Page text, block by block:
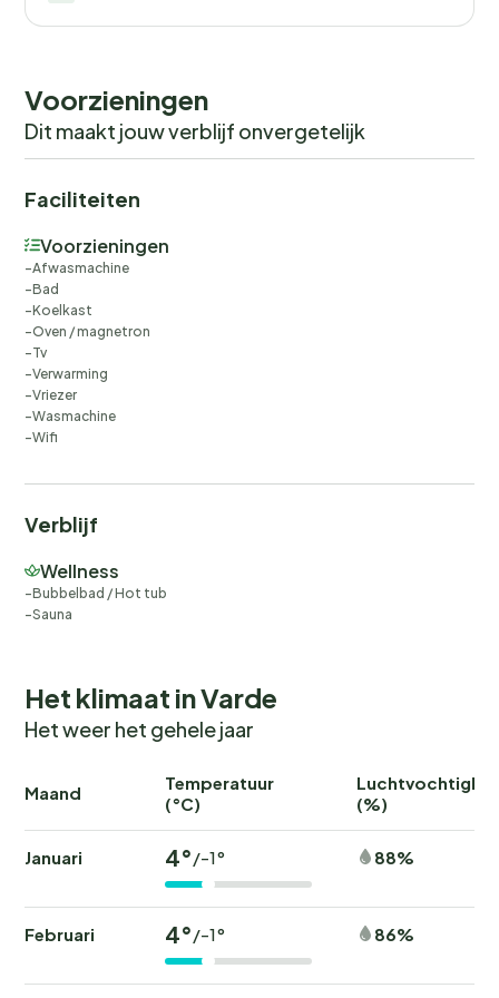
tuintrampoline (gebruik op eigen risico!) voor kinderen.
Voorzieningen
Dit maakt jouw verblijf onvergetelijk
Faciliteiten
Voorzieningen
Afwasmachine
Bad
Koelkast
Oven / magnetron
Tv
Verwarming
Vriezer
Wasmachine
Wifi
Verblijf
Wellness
Bubbelbad / Hot tub
Sauna
Het klimaat in Varde
Het weer het gehele jaar
Maand
Temperatuur
(°C)
(%)
Januari 4°/-1° 88%
Februari 4°/-1° 86%